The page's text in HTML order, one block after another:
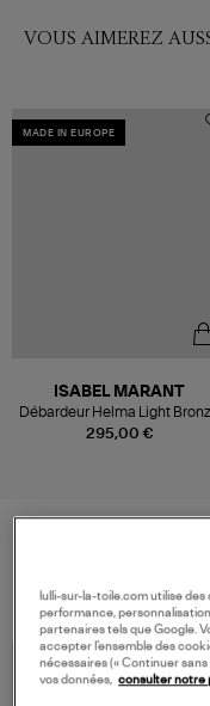
VOUS AIMEREZ
MADE IN EUROPE
295,00 €
ISABEL MARANT
Débardeur Helma Light
lulli-sur-la-toile.com utilise
performance,
partenaires tels que Google.
accepter l’ensemble des
nécessaires (« Continuer sans
vos données, consulter notre